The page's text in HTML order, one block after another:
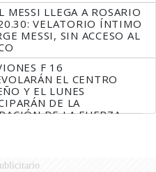
MESSI LLEGA A ROSARIO
VELATORIO ÍNTIMO
MESSI, SIN ACCESO AL
F 16
EL CENTRO
Y EL LUNES
DE LA
DE LA FUERZA